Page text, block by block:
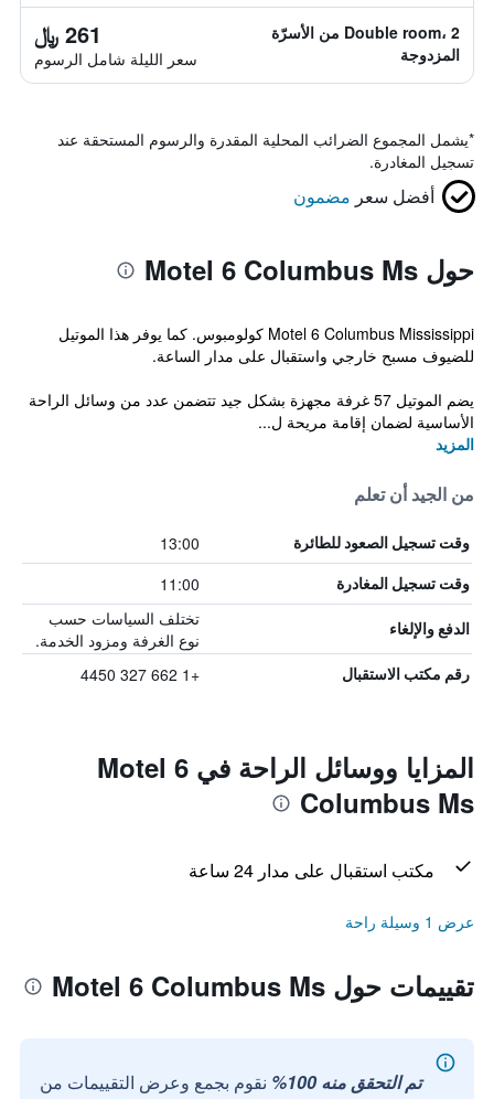
Double room، 2 من الأسرّة
المزدوجة
261 ﷼
سعر الليلة شامل الرسوم
*يشمل المجموع الضرائب المحلية المقدرة والرسوم المستحقة عند
تسجيل المغادرة.
أفضل سعر مضمون
حول Motel 6 Columbus Ms
Motel 6 Columbus Mississippi كولومبوس. كما يوفر هذا الموتيل
للضيوف مسبح خارجي واستقبال على مدار الساعة.
يضم الموتيل 57 غرفة مجهزة بشكل جيد تتضمن عدد من وسائل الراحة
الأساسية لضمان إقامة مريحة ل...
المزيد
من الجيد أن تعلم
وقت تسجيل الصعود للطائرة 13:00
وقت تسجيل المغادرة 11:00
الدفع والإلغاء
تختلف السياسات حسب
نوع الغرفة ومزود الخدمة.
رقم مكتب الاستقبال +1 662 327 4450
المزايا ووسائل الراحة في Motel 6
Columbus Ms
مكتب استقبال على مدار 24 ساعة
عرض 1 وسيلة راحة
تقييمات حول Motel 6 Columbus Ms
تم التحقق منه 100%
نقوم بجمع وعرض التقييمات من